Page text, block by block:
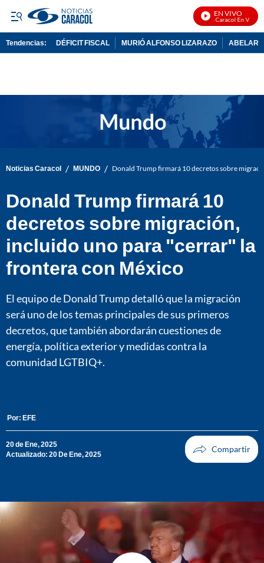
EN VIVO
Noticias Caracol En Vivo
Tendencias: DÉFICIT FISCAL MURIÓ ALFONSO LIZARAZO
Noticias Caracol / MUNDO / Donald Trump firmará 10 decretos sobre
Donald Trump firmará 10
decretos sobre migración,
incluido uno para "cerrar" la
frontera con México
El equipo de Donald Trump detalló que la migración
será uno de los temas principales de sus primeros
decretos, que también abordarán cuestiones de
energía, política exterior y medidas contra la
comunidad LGTBIQ+.
Por: EFE
20 de Ene, 2025
Actualizado: 20 De Ene, 2025